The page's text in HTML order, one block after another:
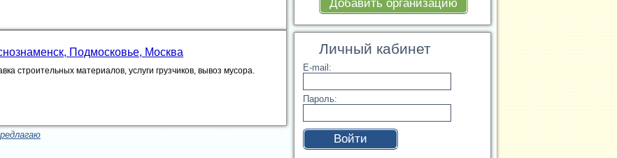
Добавить организацию
Личный кабинет
E-mail:
Пароль:
Войти
Подмосковье, Москва
строительных материалов, услуги грузчиков, вывоз мусора.